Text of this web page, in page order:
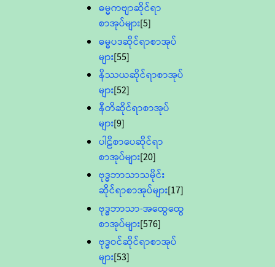
ဓမ္မကဗျာဆိုင်ရာ
စာအုပ်များ[5]
ဓမ္မပဒဆိုင်ရာစာအုပ်
များ[55]
နိဿယဆိုင်ရာစာအုပ်
များ[52]
နီတိဆိုင်ရာစာအုပ်
များ[9]
ပါဠိစာပေဆိုင်ရာ
စာအုပ်များ[20]
ဗုဒ္ဓဘာသာသမိုင်း
ဆိုင်ရာစာအုပ်များ[17]
ဗုဒ္ဓဘာသာ-အထွေထွေ
စာအုပ်များ[576]
ဗုဒ္ဓဝင်ဆိုင်ရာစာအုပ်
များ[53]